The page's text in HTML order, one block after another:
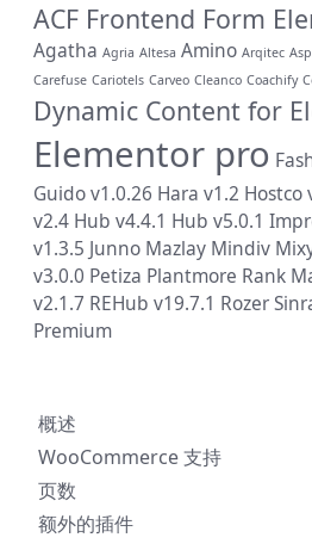
ACF Frontend Form
Agatha Agria Altesa Amino Arqitec
Carefuse Cariotels Carveo Cleanco Coachify
Dynamic Content for
Elementor pro
Guido v1.0.26 Hara v1.2 Hostco
v2.4 Hub v4.4.1 Hub v5.0.1
v1.3.5 Junno Mazlay Mindiv
v3.0.0 Petiza Plantmore Rank
v2.1.7 REHub v19.7.1 Rozer
Premium
概述
WooCommerce 支持
页数
额外的插件